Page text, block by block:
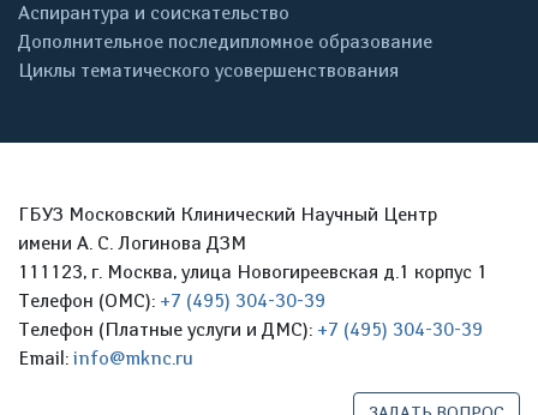
Аспирантура и соискательство
Дополнительное последипломное образование
Циклы тематического усовершенствования
ГБУЗ Московский Клинический Научный Центр
имени А. С. Логинова ДЗМ
111123, г. Москва, улица Новогиреевская д.1 корпус 1
Телефон (ОМС): +7 (495) 304-30-39
Телефон (Платные услуги и ДМС): +7 (495) 304-30-39
Email: info@mknc.ru